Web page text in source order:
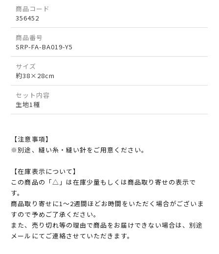
商品コード
356452
商品番号
SRP-FA-BA019-Y5
サイズ
約38×28cm
セット内容
生地1種
【注意事項】
※別途、縫い糸・縫い針をご用意ください。
【在庫表示について】
この商品の「△」は在庫少量もしくは商品取り寄せの表示で
す。
商品取り寄せに1～2週間ほどお時間をいただく場合がございま
すので予めご了承ください。
また、売り切れ等の理由で商品をお届けできない場合は、別途
メールにてご連絡させていただきます。